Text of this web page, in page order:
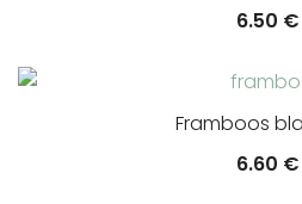
6.50 €
Framboos
6.60 €